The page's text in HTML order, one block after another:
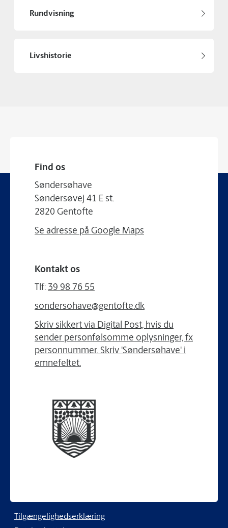
Rundvisning
Livshistorie
Find os
Søndersøhave
Søndersøvej 41 E st.
2820 Gentofte
Se adresse på Google Maps
Kontakt os
Tlf: 39 98 76 55
sondersohave@gentofte.dk
Skriv sikkert via Digital Post, hvis du
sender personfølsomme oplysninger, fx
personnummer. Skriv 'Søndersøhave' i
emnefeltet.
Tilgængelighedserklæring